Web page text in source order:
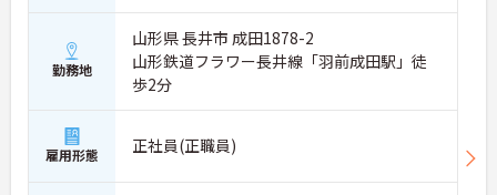
勤務地
山形県 長井市 成田1878-2
山形鉄道フラワー長井線「羽前成田駅」徒
歩2分
雇用形態 正社員(正職員)